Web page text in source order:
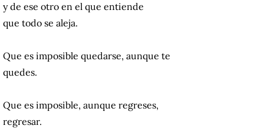
y de ese otro en el que entiende
que todo se aleja.
Que es imposible quedarse, aunque te
quedes.
Que es imposible, aunque regreses,
regresar.